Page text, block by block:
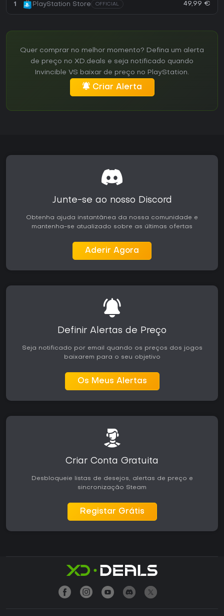
1 PlayStation Store OFFICIAL 49,99 €
Quer comprar no melhor momento? Defina um alerta
de preço no XD.deals e seja notificado quando
Invincible VS baixar de preço no PlayStation.
Criar Alerta
Junte-se ao nosso Discord
Obtenha ajuda instantânea da nossa comunidade e
mantenha-se atualizado sobre as últimas ofertas
Aderir Agora
Definir Alertas de Preço
Seja notificado por email quando os preços dos jogos
baixarem para o seu objetivo
Os Meus Alertas
Criar Conta Gratuita
Desbloqueie listas de desejos, alertas de preço e
sincronização Steam
Registar Grátis